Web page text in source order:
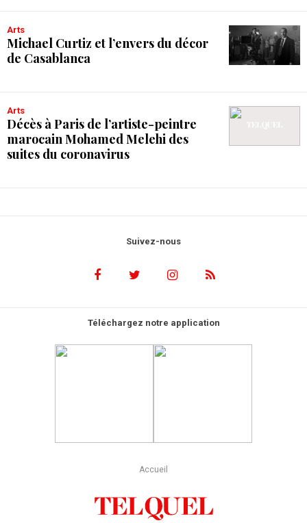
Arts
Michael Curtiz et l’envers du décor
de Casablanca
Arts
Décès à Paris de l’artiste-peintre
marocain Mohamed Melehi des
suites du coronavirus
Suivez-nous
Téléchargez notre application
Accueil